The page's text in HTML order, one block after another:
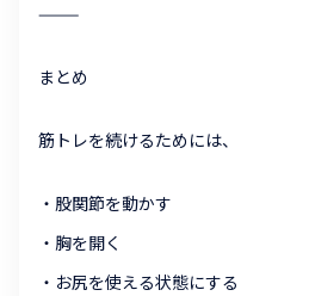
⸻
まとめ
筋トレを続けるためには、
・股関節を動かす
・胸を開く
・お尻を使える状態にする